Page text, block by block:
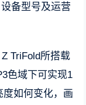
备型号及运营
TriFold所搭载
色域下可实现1
如何变化，画